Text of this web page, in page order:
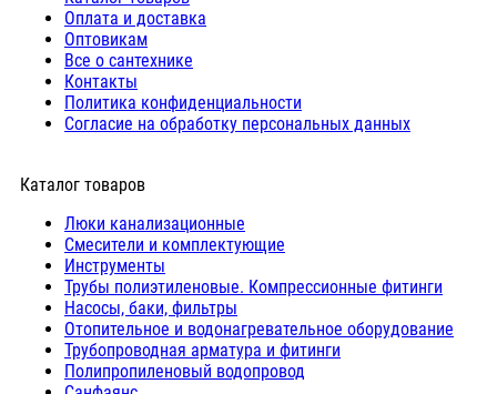
Оплата и доставка
Оптовикам
Все о сантехнике
Контакты
Политика конфиденциальности
Согласие на обработку персональных данных
Каталог товаров
Люки канализационные
Cмесители и комплектующие
Инструменты
Трубы полиэтиленовые. Компрессионные фитинги
Насосы, баки, фильтры
Отопительное и водонагревательное оборудование
Трубопроводная арматура и фитинги
Полипропиленовый водопровод